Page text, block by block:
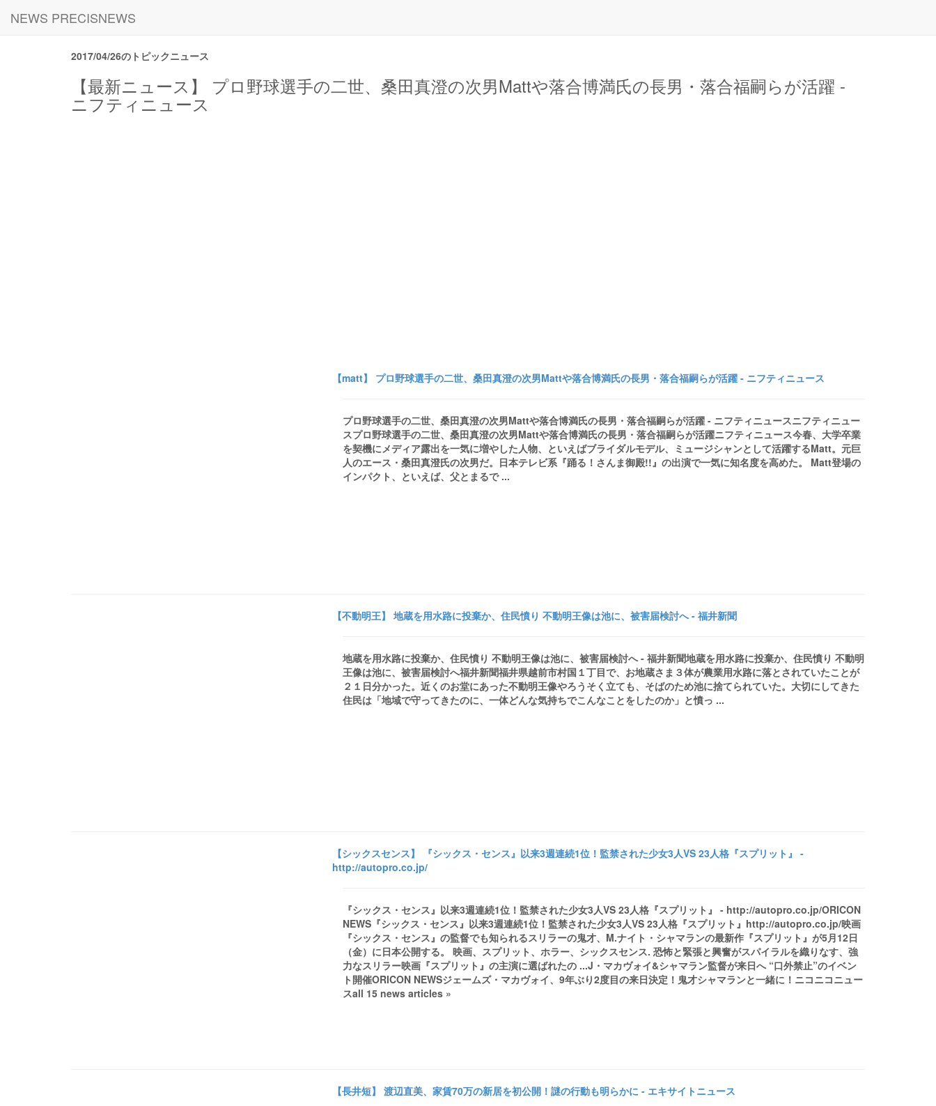
NEWS PRECISNEWS
2017/04/26のトピックニュース
【最新ニュース】 プロ野球選手の二世、桑田真澄の次男Mattや落合博満氏の長男・落合福嗣らが活躍 -
ニフティニュース
【matt】 プロ野球選手の二世、桑田真澄の次男Mattや落合博満氏の長男・落合福嗣らが活躍 - ニフティニュース
プロ野球選手の二世、桑田真澄の次男Mattや落合博満氏の長男・落合福嗣らが活躍 - ニフティニュースニフティニュー
スプロ野球選手の二世、桑田真澄の次男Mattや落合博満氏の長男・落合福嗣らが活躍ニフティニュース今春、大学卒業
を契機にメディア露出を一気に増やした人物、といえばブライダルモデル、ミュージシャンとして活躍するMatt。元巨
人のエース・桑田真澄氏の次男だ。日本テレビ系『踊る！さんま御殿!!』の出演で一気に知名度を高めた。 Matt登場の
インパクト、といえば、父とまるで ...
【不動明王】 地蔵を用水路に投棄か、住民憤り 不動明王像は池に、被害届検討へ - 福井新聞
地蔵を用水路に投棄か、住民憤り 不動明王像は池に、被害届検討へ - 福井新聞地蔵を用水路に投棄か、住民憤り 不動明
王像は池に、被害届検討へ福井新聞福井県越前市村国１丁目で、お地蔵さま３体が農業用水路に落とされていたことが
２１日分かった。近くのお堂にあった不動明王像やろうそく立ても、そばのため池に捨てられていた。大切にしてきた
住民は「地域で守ってきたのに、一体どんな気持ちでこんなことをしたのか」と憤っ ...
【シックスセンス】 『シックス・センス』以来3週連続1位！監禁された少女3人VS 23人格『スプリット』 -
http://autopro.co.jp/
『シックス・センス』以来3週連続1位！監禁された少女3人VS 23人格『スプリット』 - http://autopro.co.jp/ORICON
NEWS『シックス・センス』以来3週連続1位！監禁された少女3人VS 23人格『スプリット』http://autopro.co.jp/映画
『シックス・センス』の監督でも知られるスリラーの鬼才、M.ナイト・シャマランの最新作『スプリット』が5月12日
（金）に日本公開する。 映画、スプリット、ホラー、シックスセンス. 恐怖と緊張と興奮がスパイラルを織りなす、強
力なスリラー映画『スプリット』の主演に選ばれたの ...J・マカヴォイ&シャマラン監督が来日へ “口外禁止”のイベン
ト開催ORICON NEWSジェームズ・マカヴォイ、9年ぶり2度目の来日決定！鬼才シャマランと一緒に！ニコニコニュー
スall 15 news articles »
【長井短】 渡辺直美、家賃70万の新居を初公開！謎の行動も明らかに - エキサイトニュース